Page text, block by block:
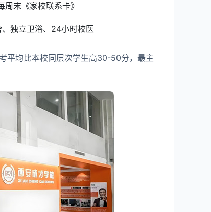
末《家校联系卡》
独立卫浴、24小时校医
平均比本校同层次学生高30-50分，最主